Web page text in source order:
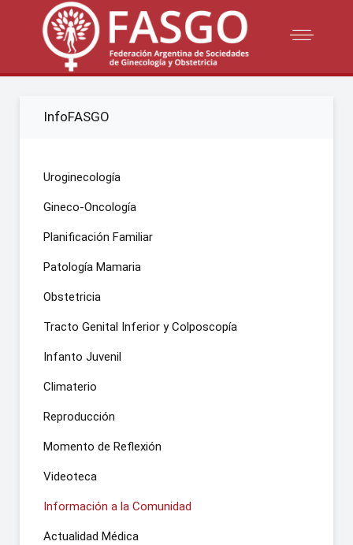
InfoFASGO
Uroginecología
Gineco-Oncología
Planificación Familiar
Patología Mamaria
Obstetricia
Tracto Genital Inferior y Colposcopía
Infanto Juvenil
Climaterio
Reproducción
Momento de Reflexión
Videoteca
Información a la Comunidad
Actualidad Médica